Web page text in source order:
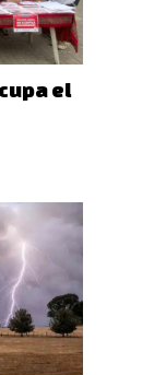
el